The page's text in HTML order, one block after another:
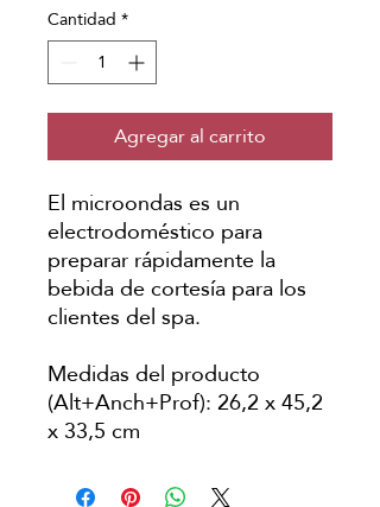
Cantidad*
Agregar al carrito
El microondas es un
electrodoméstico para
preparar rápidamente la
bebida de cortesía para los
clientes del spa.
Medidas del producto
(Alt+Anch+Prof): 26,2 x 45,2
x 33,5 cm